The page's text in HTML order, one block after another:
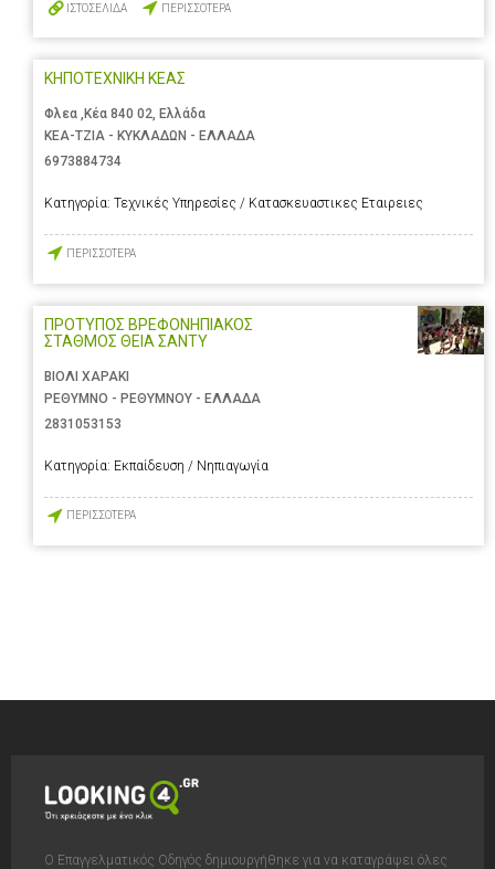
ΙΣΤΟΣΕΛΙΔΑ ΠΕΡΙΣΣΟΤΕΡΑ
ΚΗΠΟΤΕΧΝΙΚΗ ΚΕΑΣ
Φλεα ,Κέα 840 02, Ελλάδα
ΚΕΑ-ΤΖΙΑ - ΚΥΚΛΑΔΩΝ - ΕΛΛΑΔΑ
6973884734
Κατηγορία: Τεχνικές Υπηρεσίες / Κατασκευαστικες Εταιρειες
ΠΕΡΙΣΣΟΤΕΡΑ
ΠΡΟΤΥΠΟΣ ΒΡΕΦΟΝΗΠΙΑΚΟΣ
ΣΤΑΘΜΟΣ ΘΕΙΑ ΣΑΝΤΥ
ΒΙΟΛΙ ΧΑΡΑΚΙ
ΡΕΘΥΜΝΟ - ΡΕΘΥΜΝΟΥ - ΕΛΛΑΔΑ
2831053153
Κατηγορία: Εκπαίδευση / Νηπιαγωγία
ΠΕΡΙΣΣΟΤΕΡΑ
Ο Επαγγελματικός Οδηγός δημιουργήθηκε για να καταγράψει όλες